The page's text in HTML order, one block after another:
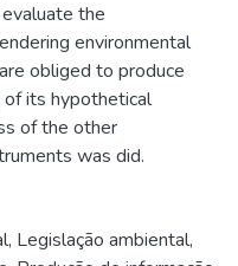
the
environmental
obliged to produce
its hypothetical
of the other
was did.
, Legislação ambiental,